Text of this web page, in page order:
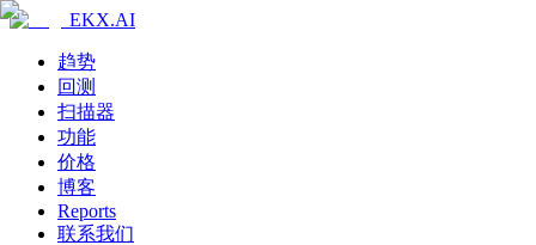
EKX.AI
趋势
回测
扫描器
功能
价格
博客
Reports
联系我们